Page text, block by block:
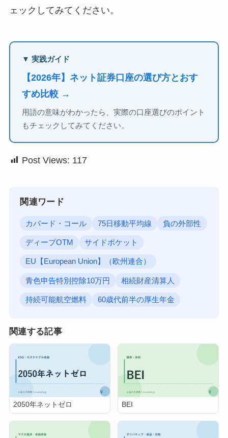
ェックしてみてください。
▼ 実践ガイド
【2026年】ネット証券口座の選び方とおす
すめ比較 →
用語の意味がわかったら、実際の口座選びのポイント
もチェックしてみてください。
Post Views: 117
関連ワード
カバード・コール 75日移動平均線 負の外部性
ディープOTM サイドポケット
EU【European Union】（欧州連合）
青色申告特別控除10万円 相続財産清算人
持続可能航空燃料 60歳代前半の厚生年金
関連する記事
2050年ネットゼロ BEI